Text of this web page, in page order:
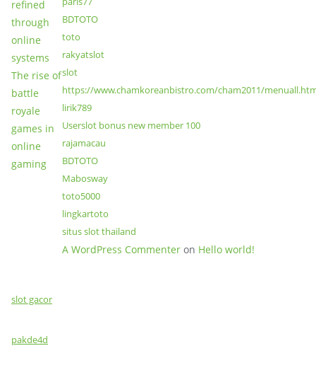
refined
through
online
systems
The rise of
battle
royale
games in
online
gaming
BDTOTO
toto
rakyatslot
slot
https://www.chamkoreanbistro.com/cham2011/
lirik789
Userslot bonus new member 100
rajamacau
BDTOTO
Mabosway
toto5000
lingkartoto
situs slot thailand
A WordPress Commenter on Hello world!
slot gacor
pakde4d